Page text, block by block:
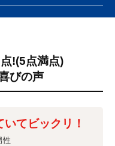
!(5点満点)
びの声
てビックリ！
性